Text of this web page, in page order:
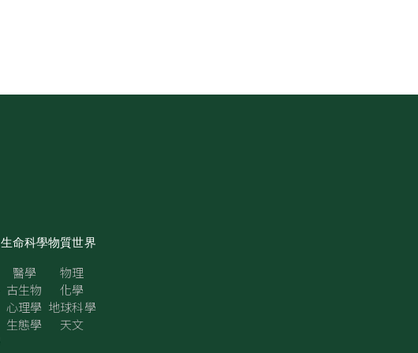
生命科學
醫學
古生物
心理學
生態學
物質世界
物理
化學
地球科學
天文